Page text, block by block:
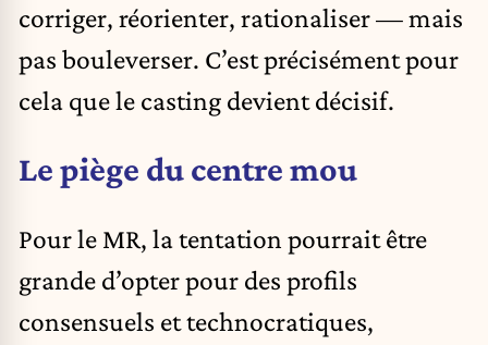
corriger, réorienter, rationaliser — mais
pas bouleverser. C’est précisément pour
cela que le casting devient décisif.
Le piège du centre mou
Pour le MR, la tentation pourrait être
grande d’opter pour des profils
consensuels et technocratiques,